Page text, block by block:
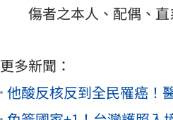
傷者之本人、配偶、
更多新聞：
他酸反核反到全民罹癌！